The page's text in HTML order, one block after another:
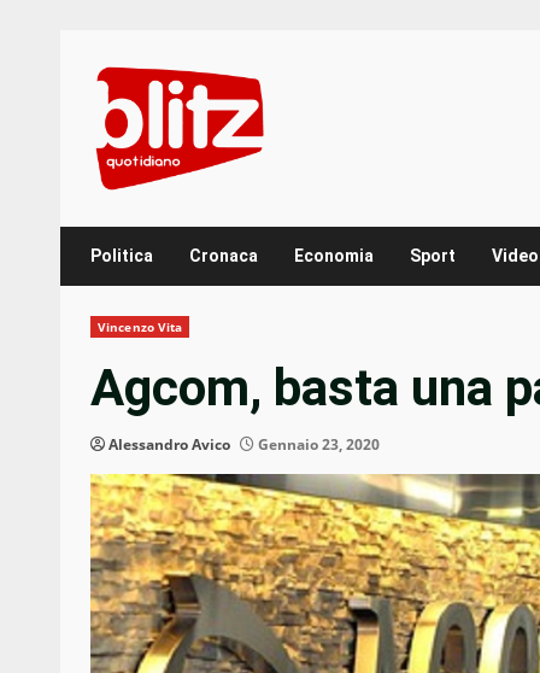
content
Politica Cronaca Economia Sport Video
Vincenzo Vita
Agcom, basta una
Alessandro Avico Gennaio 23, 2020